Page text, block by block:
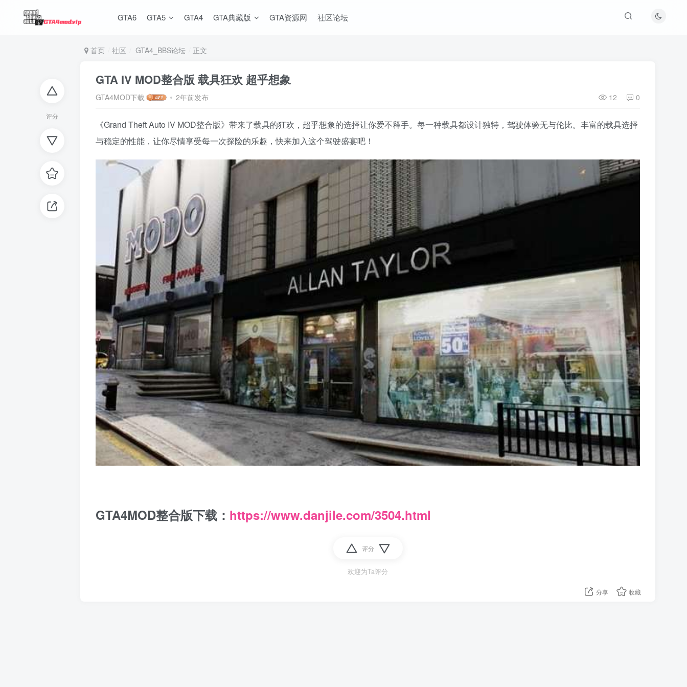
GTA6 GTA5 GTA4 GTA典藏版 GTA资源网 社区论坛
评分
首页 社区 GTA4_BBS论坛 正文
GTA IV MOD整合版 载具狂欢 超乎想象
GTA4MOD下载 2年前发布 12 0
《Grand Theft Auto IV MOD整合版》带来了载具的狂欢，超乎想象的选择让你爱不释手。每一种载具都设计独特，驾驶体验无与伦比。丰富的载具选择
与稳定的性能，让你尽情享受每一次探险的乐趣，快来加入这个驾驶盛宴吧！
GTA4MOD整合版下载： https://www.danjile.com/3504.html
评分
欢迎为Ta评分
分享 收藏